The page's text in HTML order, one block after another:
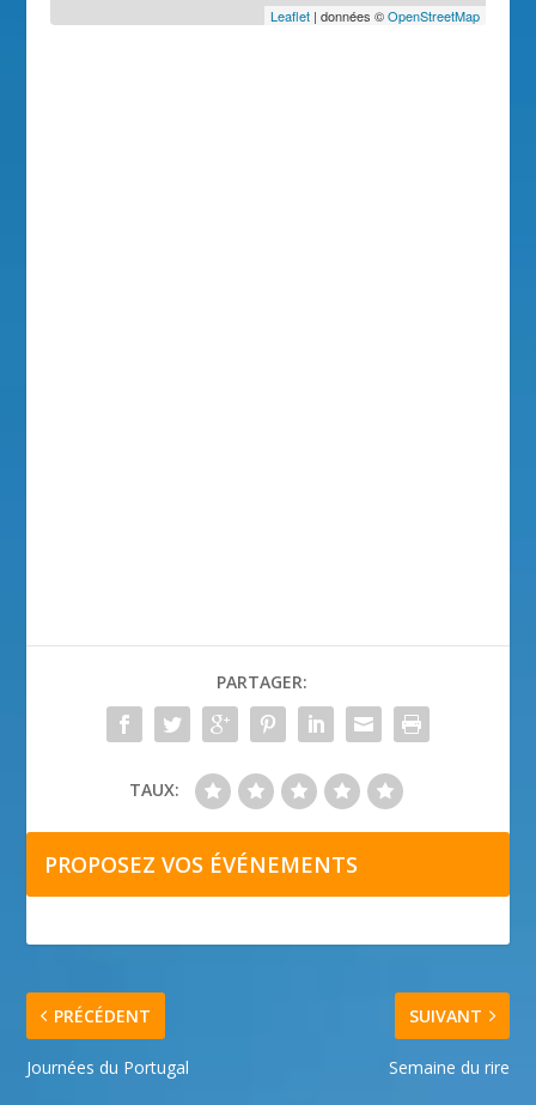
Leaflet| données ©OpenStreetMap
PARTAGER:
TAUX:
PROPOSEZ VOS ÉVÉNEMENTS
PRÉCÉDENT
Journées du Portugal
SUIVANT
Semaine du rire